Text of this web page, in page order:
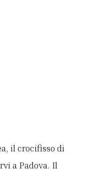
il crocifisso di
a Padova. Il